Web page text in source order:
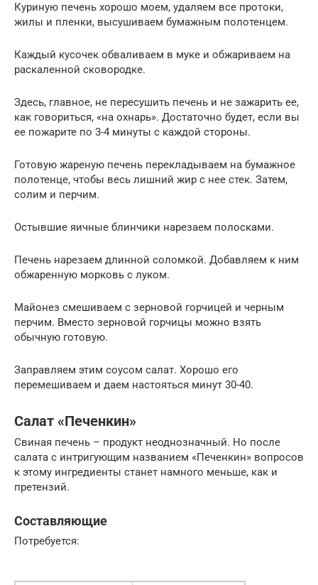
Куриную печень хорошо моем, удаляем все протоки,
жилы и пленки, высушиваем бумажным полотенцем.
Каждый кусочек обваливаем в муке и обжариваем на
раскаленной сковородке.
Здесь, главное, не пересушить печень и не зажарить ее,
как говориться, «на охнарь». Достаточно будет, если вы
ее пожарите по 3-4 минуты с каждой стороны.
Готовую жареную печень перекладываем на бумажное
полотенце, чтобы весь лишний жир с нее стек. Затем,
солим и перчим.
Остывшие яичные блинчики нарезаем полосками.
Печень нарезаем длинной соломкой. Добавляем к ним
обжаренную морковь с луком.
Майонез смешиваем с зерновой горчицей и черным
перчим. Вместо зерновой горчицы можно взять
обычную готовую.
Заправляем этим соусом салат. Хорошо его
перемешиваем и даем настояться минут 30-40.
Салат «Печенкин»
Свиная печень – продукт неоднозначный. Но после
салата с интригующим названием «Печенкин» вопросов
к этому ингредиенты станет намного меньше, как и
претензий.
Составляющие
Потребуется: